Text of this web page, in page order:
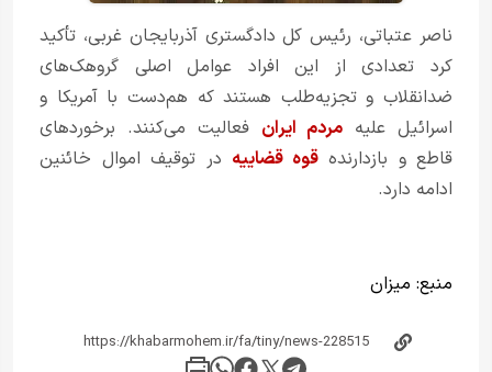
ناصر عتباتی، رئیس کل دادگستری آذربایجان غربی، تأکید
کرد تعدادی از این افراد عوامل اصلی گروهک‌های
ضدانقلاب و تجزیه‌طلب هستند که هم‌دست با آمریکا و
اسرائیل علیه مردم ایران فعالیت می‌کنند. برخوردهای
قاطع و بازدارندهقوه قضاییه در توقیف اموال خائنین
ادامه دارد.
منبع: میزان